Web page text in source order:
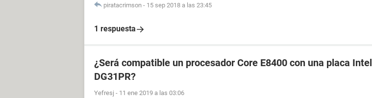
piratacrimson - 15 sep 2018 a las 23:45
1 respuesta
¿Será compatible un procesador Core E8400 con una placa Intel
DG31PR?
Yefresj - 11 ene 2019 a las 03:06